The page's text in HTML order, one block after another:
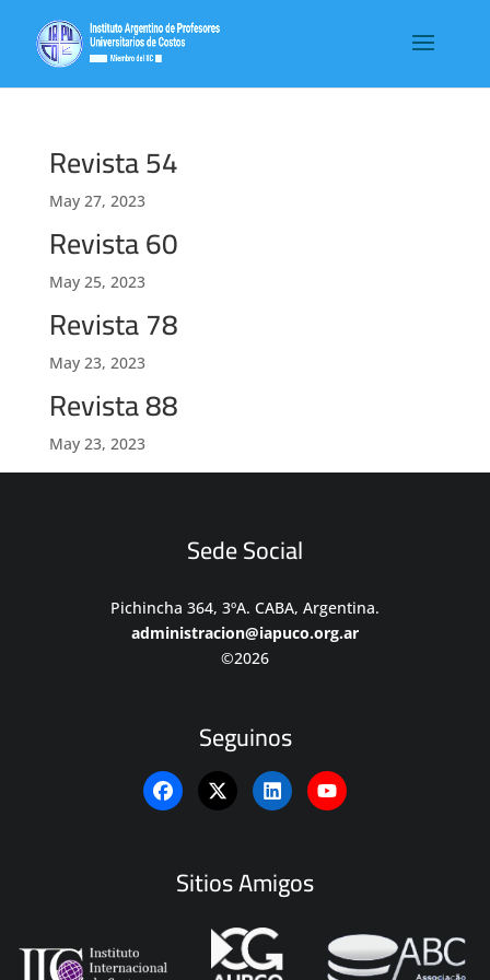
Revista 54
May 27, 2023
Revista 60
May 25, 2023
Revista 78
May 23, 2023
Revista 88
May 23, 2023
Sede Social
Pichincha 364, 3ºA. CABA, Argentina.
administracion@iapuco.org.ar
©2026
Seguinos
Sitios Amigos